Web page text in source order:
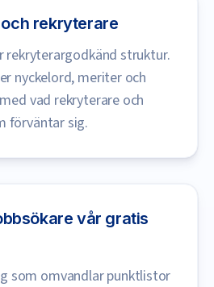
rekryterare
rekryterargodkänd struktur.
nyckelord, meriter och
vad rekryterare och
förväntar sig.
vår gratis
som omvandlar punktlistor